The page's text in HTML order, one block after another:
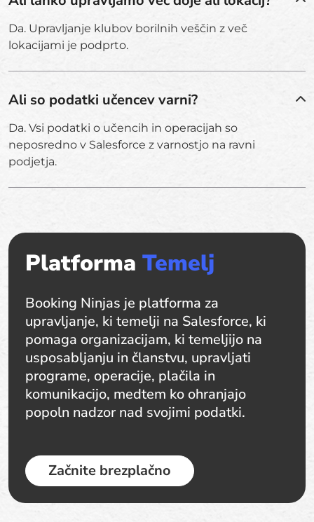
Da. Upravljanje klubov borilnih veščin z več
lokacijami je podprto.
Ali so podatki učencev varni?
Da. Vsi podatki o učencih in operacijah so
neposredno v Salesforce z varnostjo na ravni
podjetja.
Platforma Temelj
Booking Ninjas je platforma za
upravljanje, ki temelji na Salesforce, ki
pomaga organizacijam, ki temeljijo na
usposabljanju in članstvu, upravljati
programe, operacije, plačila in
komunikacijo, medtem ko ohranjajo
popoln nadzor nad svojimi podatki.
Začnite brezplačno